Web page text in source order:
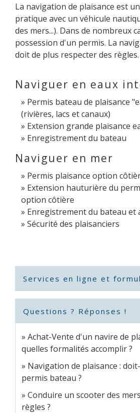
La navigation de plaisance est
pratique avec un véhicule
des mers...). Dans de nombreux
possession d'un permis. La
doit de plus respecter des règles.
Naviguer en eaux
Permis bateau de plaisance
(rivières, lacs et canaux)
Extension grande plaisance
Enregistrement du bateau
Naviguer en mer
Permis plaisance option
Extension hauturière du
option côtière
Enregistrement du bateau et
Sécurité des plaisanciers
Services en ligne et
Questions ? Réponses !
Achat-Vente d'un navire de
quelles formalités accomplir ?
Navigation de plaisance :
permis bateau ?
Conduire un scooter des
règles ?